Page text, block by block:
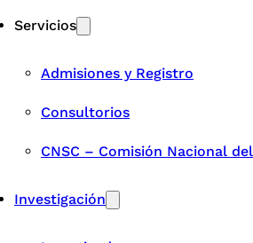
Servicios
Admisiones y Registro
Consultorios
CNSC – Comisión Nacional
Investigación